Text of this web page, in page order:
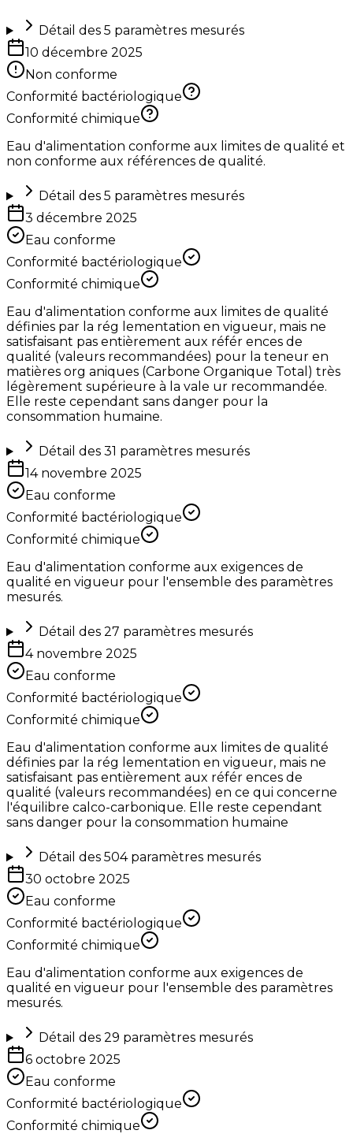
Détail des 5 paramètres mesurés
10 décembre 2025
Non conforme
Conformité bactériologique
Conformité chimique
Eau d'alimentation conforme aux limites de qualité et
non conforme aux références de qualité.
Détail des 5 paramètres mesurés
3 décembre 2025
Eau conforme
Conformité bactériologique
Conformité chimique
Eau d'alimentation conforme aux limites de qualité
définies par la rég lementation en vigueur, mais ne
satisfaisant pas entièrement aux référ ences de
qualité (valeurs recommandées) pour la teneur en
matières org aniques (Carbone Organique Total) très
légèrement supérieure à la vale ur recommandée.
Elle reste cependant sans danger pour la
consommation humaine.
Détail des 31 paramètres mesurés
14 novembre 2025
Eau conforme
Conformité bactériologique
Conformité chimique
Eau d'alimentation conforme aux exigences de
qualité en vigueur pour l'ensemble des paramètres
mesurés.
Détail des 27 paramètres mesurés
4 novembre 2025
Eau conforme
Conformité bactériologique
Conformité chimique
Eau d'alimentation conforme aux limites de qualité
définies par la rég lementation en vigueur, mais ne
satisfaisant pas entièrement aux référ ences de
qualité (valeurs recommandées) en ce qui concerne
l'équilibre calco-carbonique. Elle reste cependant
sans danger pour la consommation humaine
Détail des 504paramètres mesurés
30 octobre 2025
Eau conforme
Conformité bactériologique
Conformité chimique
Eau d'alimentation conforme aux exigences de
qualité en vigueur pour l'ensemble des paramètres
mesurés.
Détail des 29 paramètres mesurés
6 octobre 2025
Eau conforme
Conformité bactériologique
Conformité chimique